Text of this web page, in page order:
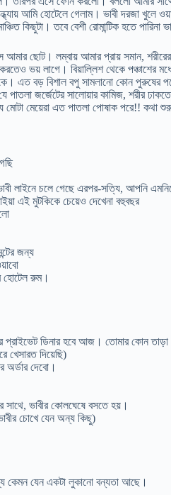
আমি হোটেলে গেলাম। ভাবী দরজা খুলে
কিছুটা। তবে বেশী রোমান্টিক হতে
ছোট। লম্বায় আমার প্রায় সমান,
ভয় লাগে। বিয়াল্লিশ থেকে পঞ্চাশের
এত বড় বিশাল বপু সামলানো কোন পুরুষের
পাতলা জর্জেটের সালোয়ার কামিজ, শরীর
মোটা মেয়েরা এত পাতলা পোষাক পরে!!
লাইনে চলে গেছে এরপর-সত্যি, আপনি
এই মুটকিকে চেয়েও দেখেনা বহুবছর
জন্য
হোটেল রুম।
ডিনার হবে আজ। তোমার কোন
দিয়েছি)
দেবো।
সাথে, ভাবীর কোলঘেষে বসতে হয়।
চোখে যেন অন্য কিছু)
কেমন যেন একটা লুকানো বন্যতা আছে।